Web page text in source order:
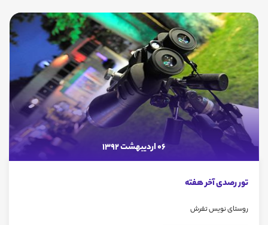
06 اردیبهشت 1392
تور رصدى آخر هفته
روستاى نویس تفرش